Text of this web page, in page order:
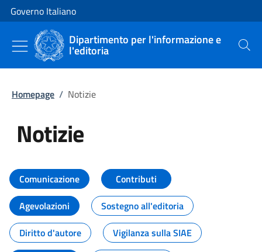
Vai al contenuto
Vai alla navigazione del sito
Governo Italiano
Dipartimento per l'informazione e
l'editoria Cerca
Homepage / Notizie
Notizie
Tutti i contenuti della pagina
Comunicazione
Contributi
Agevolazioni
Sostegno all'editoria
Diritto d'autore
Vigilanza sulla SIAE